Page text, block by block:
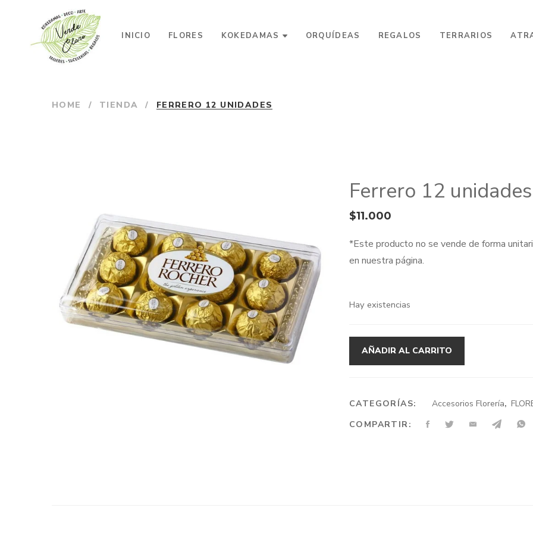
INICIO FLORES KOKEDAMAS ORQUÍDEAS REGALOS TERRARIOS
HOME / TIENDA / FERRERO 12 UNIDADES
Ferrero 12 unidades
$11.000
*Este producto no se vende de forma
en nuestra página.
Hay existencias
AÑADIR AL CARRITO
CATEGORÍAS: Accesorios Florería,
COMPARTIR: